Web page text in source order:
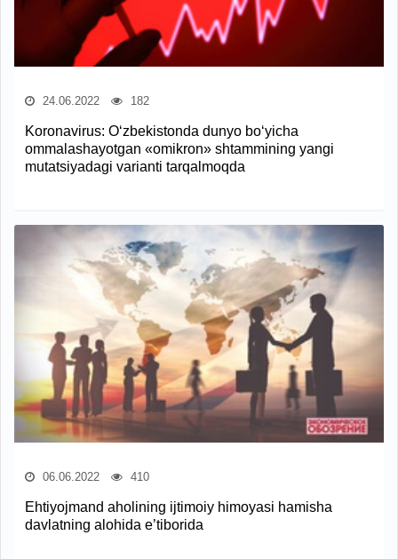
24.06.2022 182
Koronavirus: O‘zbekistonda dunyo bo‘yicha
ommalashayotgan «omikron» shtammining yangi
mutatsiyadagi varianti tarqalmoqda
06.06.2022 410
Ehtiyojmand aholining ijtimoiy himoyasi hamisha
davlatning alohida e’tiborida